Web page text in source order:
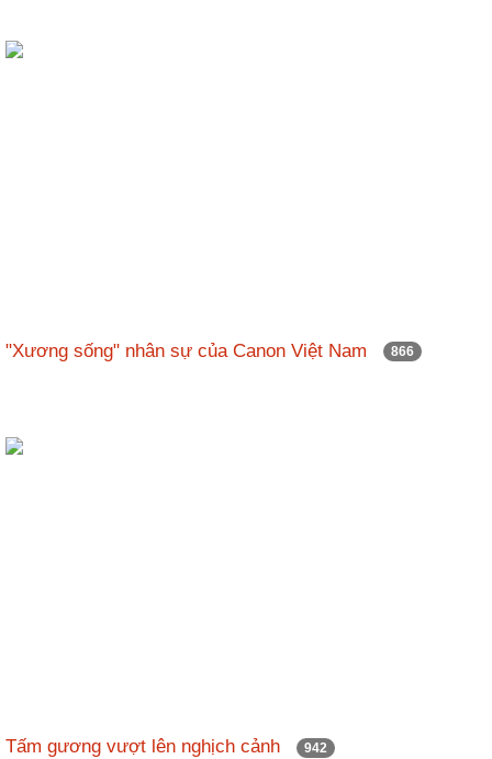
"Xương sống" nhân sự của Canon Việt Nam 866
Tấm gương vượt lên nghịch cảnh 942